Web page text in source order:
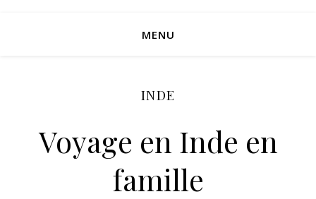
MENU
INDE
Voyage en Inde en
famille